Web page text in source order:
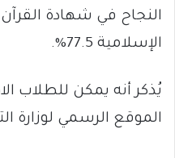
النجاح في شهادة
الإسلامية 77.5%.
يُذكر أنه يمكن للطلاب
الموقع الرسمي لوزارة